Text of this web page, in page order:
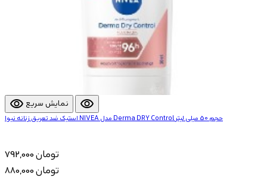
visibility نمایش سریع visibility
استیک ضد تعریق زنانه نیوا NIVEA مدل Derma DRY Control حجم 50 میلی لیتر
792,000 تومان
880,000 تومان